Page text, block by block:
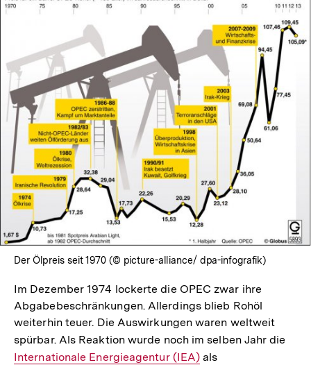
In
Lightbox
öffnen
Der Ölpreis seit 1970 (© picture-alliance/ dpa-infografik)
Im Dezember 1974 lockerte die OPEC zwar ihre
Abgabebeschränkungen. Allerdings blieb Rohöl
weiterhin teuer. Die Auswirkungen waren weltweit
spürbar. Als Reaktion wurde noch im selben Jahr die
Internationale Energieagentur (IEA) als